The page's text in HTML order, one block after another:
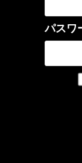
パスワ